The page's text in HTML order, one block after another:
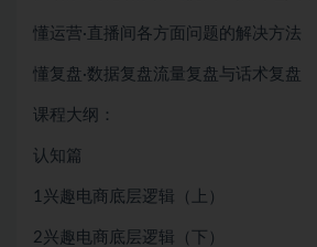
懂运营·直播间各方面问题的解决方法
懂复盘·数据复盘流量复盘与话术复盘
课程大纲：
认知篇
1兴趣电商底层逻辑（上）
2兴趣电商底层逻辑（下）